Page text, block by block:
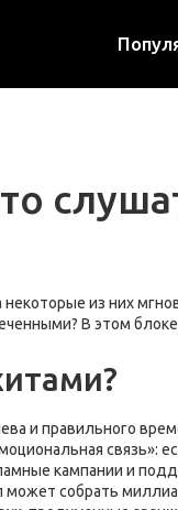
из них
В этом
и правильного
кампании и
собрать